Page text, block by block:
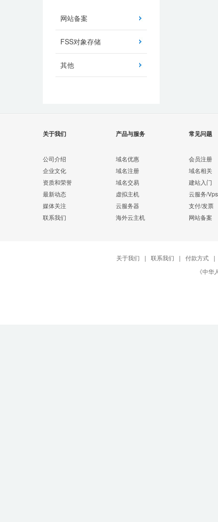
网站备案
FSS对象存储
其他
关于我们
公司介绍
企业文化
资质和荣誉
最新动态
媒体关注
联系我们
产品与服务
域名优惠
域名注册
域名交易
虚拟主机
云服务器
海外云主机
常见问题
会员注册
域名相关
建站入门
云服务/Vps
支付/发票
网站备案
关于我们 | 联系我们 | 付款方式
|
《中